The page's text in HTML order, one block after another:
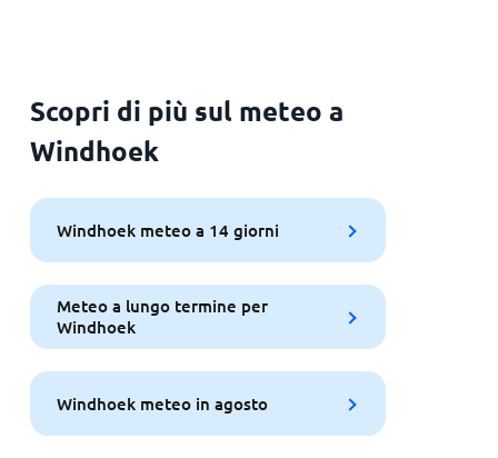
Scopri di più sul meteo a
Windhoek
Windhoek meteo a 14 giorni
Meteo a lungo termine per
Windhoek
Windhoek meteo in agosto